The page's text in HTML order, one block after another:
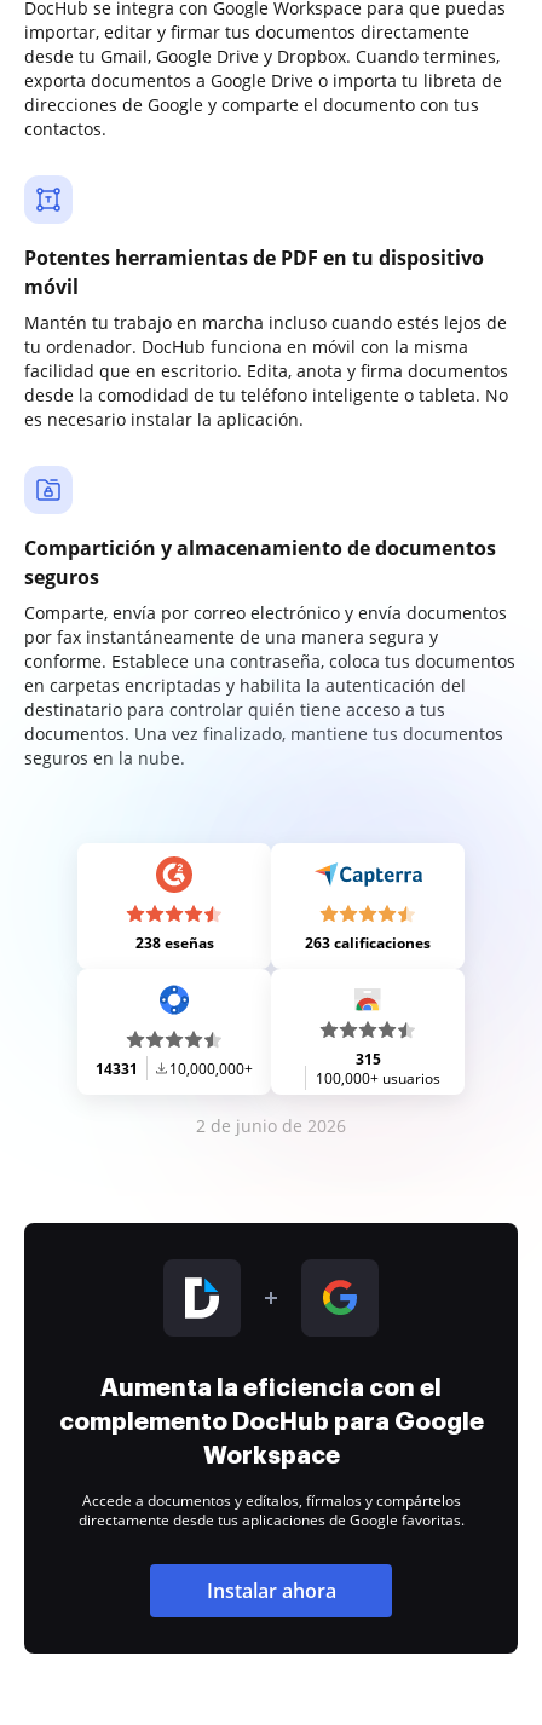
DocHub se integra con Google Workspace para que puedas
importar, editar y firmar tus documentos directamente
desde tu Gmail, Google Drive y Dropbox. Cuando termines,
exporta documentos a Google Drive o importa tu libreta de
direcciones de Google y comparte el documento con tus
contactos.
Potentes herramientas de PDF en tu dispositivo
móvil
Mantén tu trabajo en marcha incluso cuando estés lejos de
tu ordenador. DocHub funciona en móvil con la misma
facilidad que en escritorio. Edita, anota y firma documentos
desde la comodidad de tu teléfono inteligente o tableta. No
es necesario instalar la aplicación.
Compartición y almacenamiento de documentos
seguros
Comparte, envía por correo electrónico y envía documentos
por fax instantáneamente de una manera segura y
conforme. Establece una contraseña, coloca tus documentos
en carpetas encriptadas y habilita la autenticación del
destinatario para controlar quién tiene acceso a tus
documentos. Una vez finalizado, mantiene tus documentos
seguros en la nube.
238 eseñas 263 calificaciones
14331 10,000,000+
315
100,000+ usuarios
2 de junio de 2026
Aumenta la eficiencia con el
complemento DocHub para Google
Workspace
Accede a documentos y edítalos, fírmalos y compártelos
directamente desde tus aplicaciones de Google favoritas.
Instalar ahora